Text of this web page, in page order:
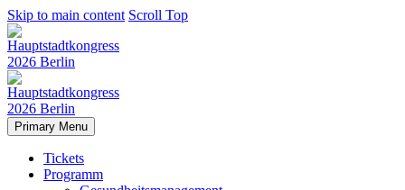
Skip to main content Scroll Top
Primary Menu
Tickets
Programm